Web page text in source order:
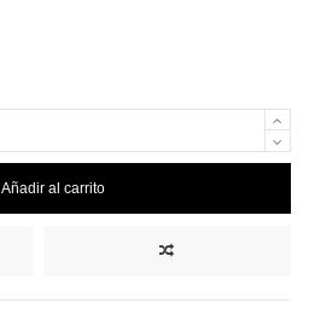
Añadir al carrito